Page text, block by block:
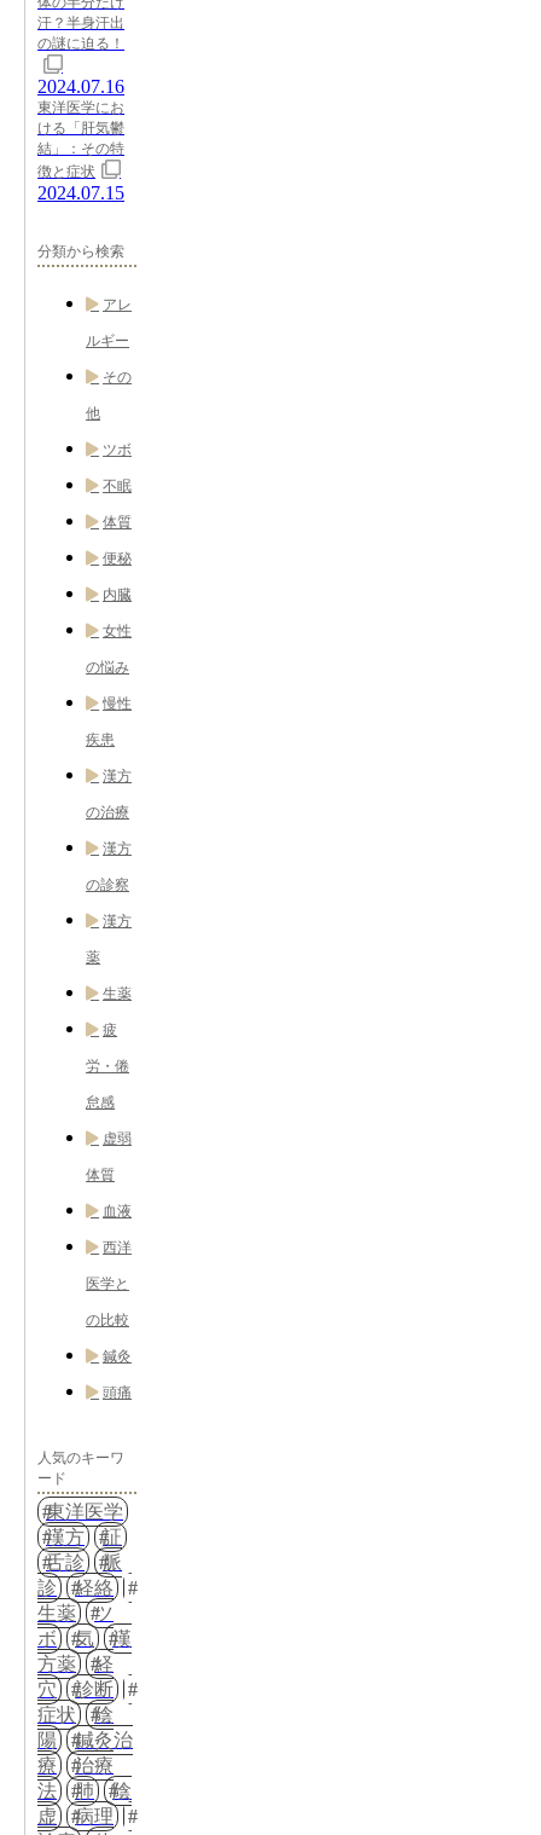
汗？半身汗出
の謎に迫る！
2024.07.16
東洋医学にお
ける「肝気鬱
結」：その特
徴と症状
2024.07.15
分類から検索
アレ
ルギー
その
他
ツボ
不眠
体質
便秘
内臓
女性
の悩み
慢性
疾患
漢方
の治療
漢方
の診察
漢方
薬
生薬
疲
労・倦
怠感
虚弱
体質
血液
西洋
医学と
の比較
鍼灸
頭痛
人気のキーワ
ード
東洋医学
漢方
証
舌診
脈
診
経絡
生薬
ツ
ボ
気
漢
方薬
経
穴
診断
症状
陰
陽
鍼灸治
療
治療
法
肺
陰
虚
病理